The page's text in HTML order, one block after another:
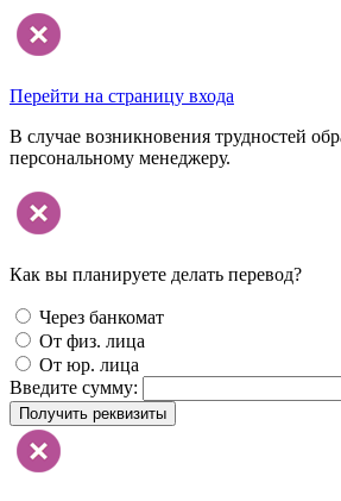
Перейти на страницу входа
В случае возникновения трудностей
персональному менеджеру.
Как вы планируете делать перевод?
Через банкомат
От физ. лица
От юр. лица
Введите сумму:
Получить реквизиты